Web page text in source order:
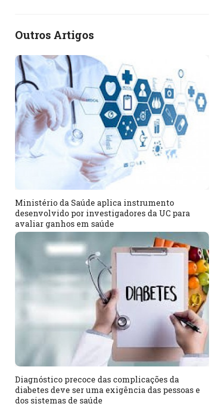
Outros Artigos
Ministério da Saúde aplica instrumento
desenvolvido por investigadores da UC para
avaliar ganhos em saúde
Diagnóstico precoce das complicações da
diabetes deve ser uma exigência das pessoas e
dos sistemas de saúde